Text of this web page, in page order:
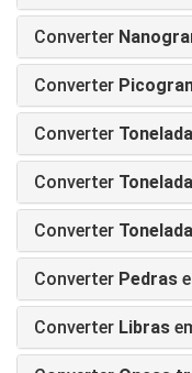
Converter
Converter
Converter
Converter
Converter
Converter Pedras
Converter Libras